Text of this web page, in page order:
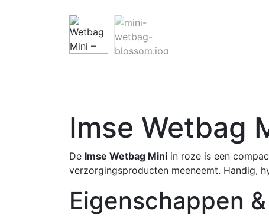
Imse Wetbag
De Imse Wetbag Mini in roze is een
verzorgingsproducten meeneemt. Handig,
Eigenschappen